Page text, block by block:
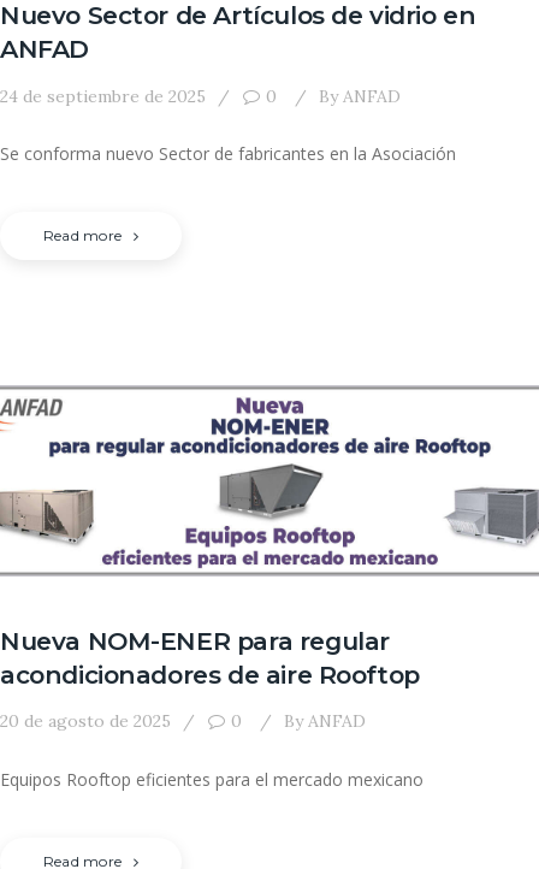
Nuevo Sector de Artículos de vidrio en
ANFAD
24 de septiembre de 2025 0 ByANFAD
Se conforma nuevo Sector de fabricantes en la Asociación
Read more
Nueva NOM-ENER para regular
acondicionadores de aire Rooftop
20 de agosto de 2025 0 ByANFAD
Equipos Rooftop eficientes para el mercado mexicano
Read more